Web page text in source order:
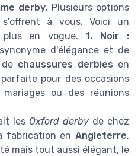
derby. Plusieurs options
s'offrent à vous. Voici un
plus en vogue.1. Noir :
d'élégance et de
chaussures derbies en
pour des occasions
ou des réunions
les Oxford derby de chez
fabrication en Angleterre.
mais tout aussi élégant, le